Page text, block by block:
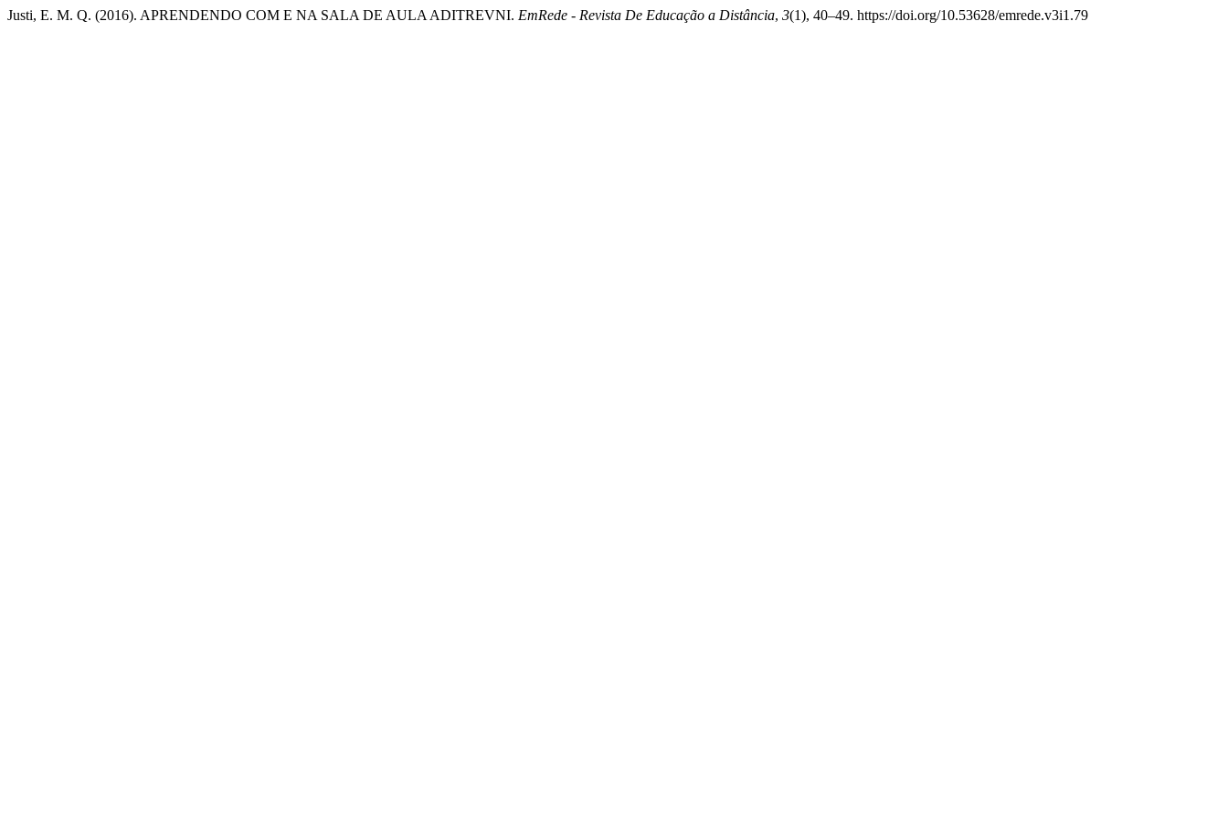
Justi, E. M. Q. (2016). APRENDENDO COM E NA SALA DE AULA ADITREVNI. EmRede - Revista De Educação a Distância, 3(1), 40–49. https://doi.org/10.53628/emrede.v3i1.79